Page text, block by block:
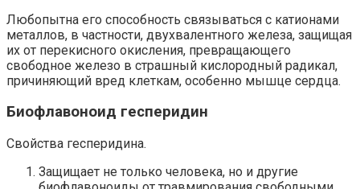
Любопытна его способность связываться с катионами
металлов, в частности, двухвалентного железа, защищая
их от перекисного окисления, превращающего
свободное железо в страшный кислородный радикал,
причиняющий вред клеткам, особенно мышце сердца.
Биофлавоноид гесперидин
Свойства гесперидина.
Защищает не только человека, но и другие